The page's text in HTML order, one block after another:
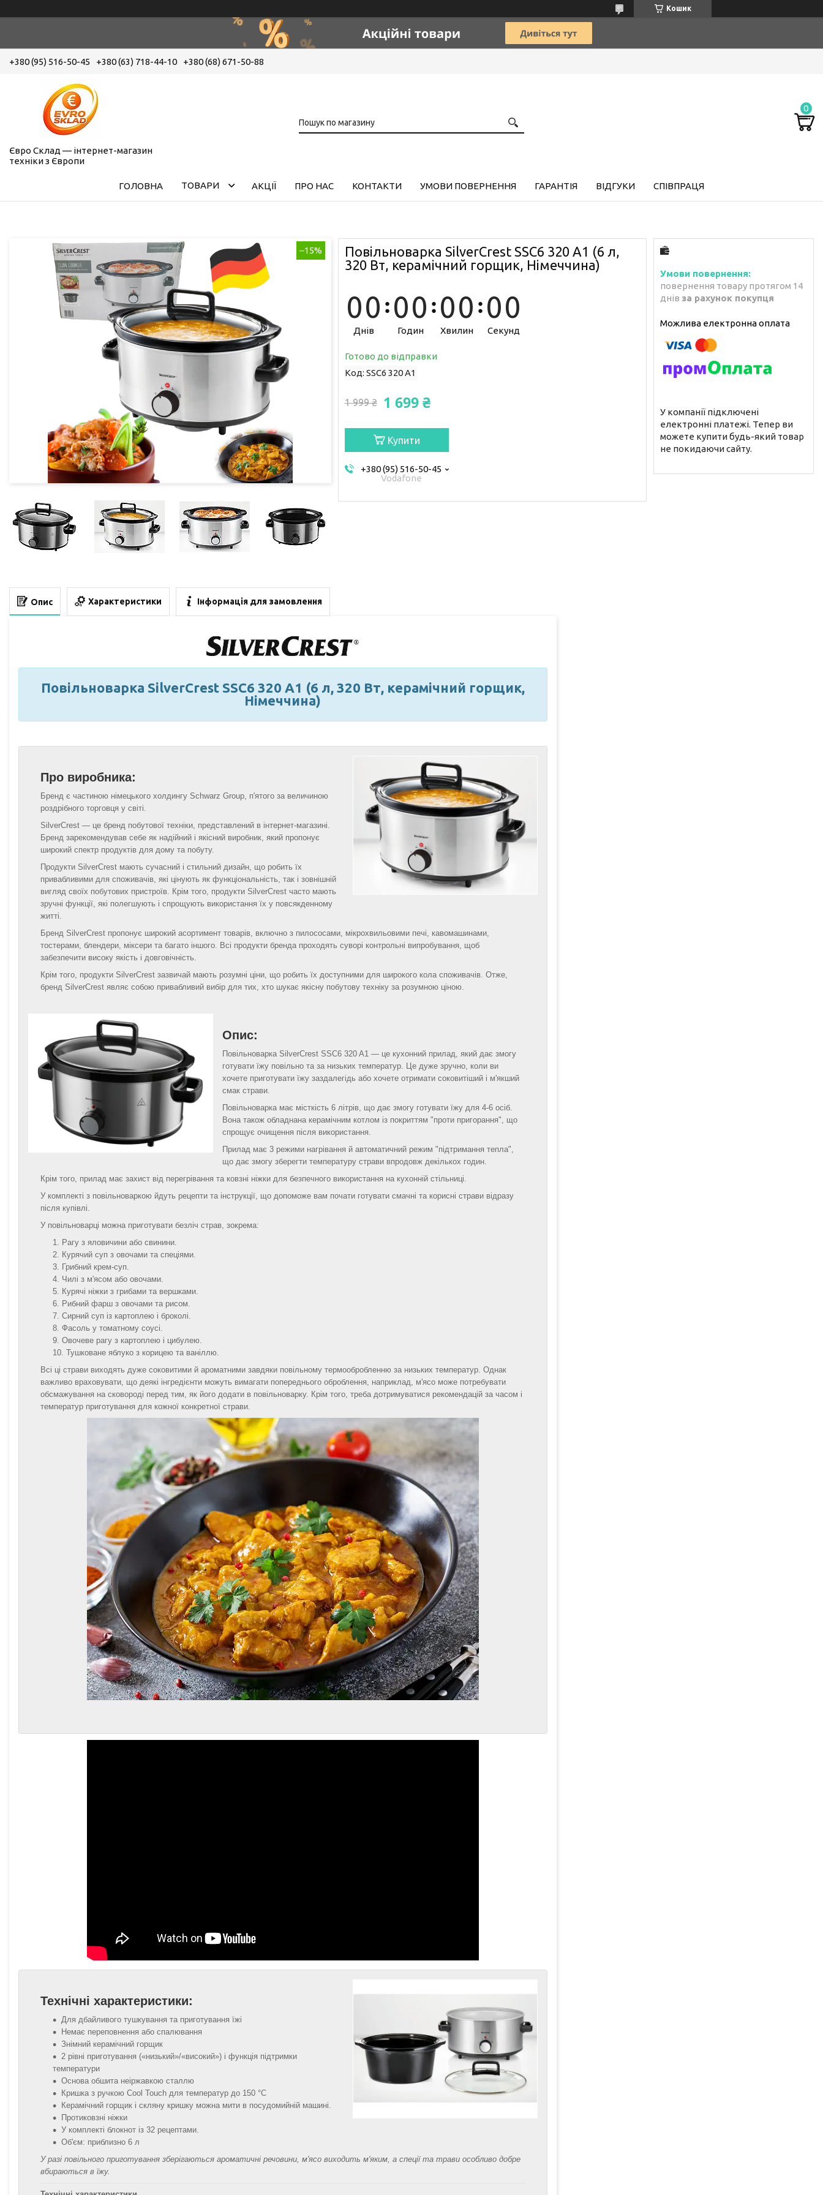
Кошик
+380 (95) 516-50-45 +380 (63) 718-44-10 +380 (68) 671-50-88
Євро Склад — інтернет-магазин
техніки з Європи
ГОЛОВНА ТОВАРИ АКЦІЇ ПРО НАС КОНТАКТИ УМОВИ ПОВЕРНЕННЯ ГАРАНТІЯ ВІДГУКИ СПІВПРАЦЯ
–15%
Повільноварка SilverCrest SSC6 320 A1 (6 л,
320 Вт, керамічний горщик, Німеччина)
00
Днів
00
Годин
00
Хвилин
00
Секунд
Готово до відправки
Код: SSC6 320 A1
1 999 ₴ 1 699 ₴
Купити
+380 (95) 516-50-45
Vodafone
повернення товару протягом 14
днів за рахунок покупця
У компанії підключені
електронні платежі. Тепер ви
можете купити будь-який товар
не покидаючи сайту.
Опис Характеристики Інформація для замовлення
Повільноварка SilverCrest SSC6 320 A1 (6 л, 320 Вт, керамічний горщик,
Німеччина)
Про виробника:
Бренд є частиною німецького холдингу Schwarz Group, п'ятого за величиною
роздрібного торговця у світі.
SilverCrest — це бренд побутової техніки, представлений в інтернет-магазині.
Бренд зарекомендував себе як надійний і якісний виробник, який пропонує
широкий спектр продуктів для дому та побуту.
Продукти SilverCrest мають сучасний і стильний дизайн, що робить їх
привабливими для споживачів, які цінують як функціональність, так і зовнішній
вигляд своїх побутових пристроїв. Крім того, продукти SilverCrest часто мають
зручні функції, які полегшують і спрощують використання їх у повсякденному
житті.
Бренд SilverCrest пропонує широкий асортимент товарів, включно з пилососами, мікрохвильовими печі, кавомашинами,
тостерами, блендери, міксери та багато іншого. Всі продукти бренда проходять суворі контрольні випробування, щоб
забезпечити високу якість і довговічність.
Крім того, продукти SilverCrest зазвичай мають розумні ціни, що робить їх доступними для широкого кола споживачів. Отже,
бренд SilverCrest являє собою привабливий вибір для тих, хто шукає якісну побутову техніку за розумною ціною.
Опис:
Повільноварка SilverCrest SSC6 320 A1 — це кухонний прилад, який дає змогу
готувати їжу повільно та за низьких температур. Це дуже зручно, коли ви
хочете приготувати їжу заздалегідь або хочете отримати соковитіший і м'якший
смак страви.
Повільноварка має місткість 6 літрів, що дає змогу готувати їжу для 4-6 осіб.
Вона також обладнана керамічним котлом із покриттям "проти пригорання", що
спрощує очищення після використання.
Прилад має 3 режими нагрівання й автоматичний режим "підтримання тепла",
що дає змогу зберегти температуру страви впродовж декількох годин.
Крім того, прилад має захист від перегрівання та ковзні ніжки для безпечного використання на кухонній стільниці.
У комплекті з повільноваркою йдуть рецепти та інструкції, що допоможе вам почати готувати смачні та корисні страви відразу
після купівлі.
У повільноварці можна приготувати безліч страв, зокрема:
Рагу з яловичини або свинини.
Курячий суп з овочами та спеціями.
Грибний крем-суп.
Чилі з м'ясом або овочами.
Курячі ніжки з грибами та вершками.
Рибний фарш з овочами та рисом.
Сирний суп із картоплею і броколі.
Фасоль у томатному соусі.
Овочеве рагу з картоплею і цибулею.
Тушковане яблуко з корицею та ваніллю.
Всі ці страви виходять дуже соковитими й ароматними завдяки повільному термообробленню за низьких температур. Однак
важливо враховувати, що деякі інгредієнти можуть вимагати попереднього оброблення, наприклад, м'ясо може потребувати
обсмажування на сковороді перед тим, як його додати в повільноварку. Крім того, треба дотримуватися рекомендацій за часом і
температур приготування для кожної конкретної страви.
Технічні характеристики:
Для дбайливого тушкування та приготування їжі
Немає переповнення або спалювання
Знімний керамічний горщик
2 рівні приготування («низький»/«високий») і функція підтримки
температури
Основа обшита неіржавкою сталлю
Кришка з ручкою Cool Touch для температур до 150 °C
Керамічний горщик і скляну кришку можна мити в посудомийній машині.
Протиковзні ніжки
У комплекті блокнот із 32 рецептами.
Об'єм: приблизно 6 л
У разі повільного приготування зберігаються ароматичні речовини, м'ясо виходить м'яким, а спеції та трави особливо добре
вбираються в їжу.